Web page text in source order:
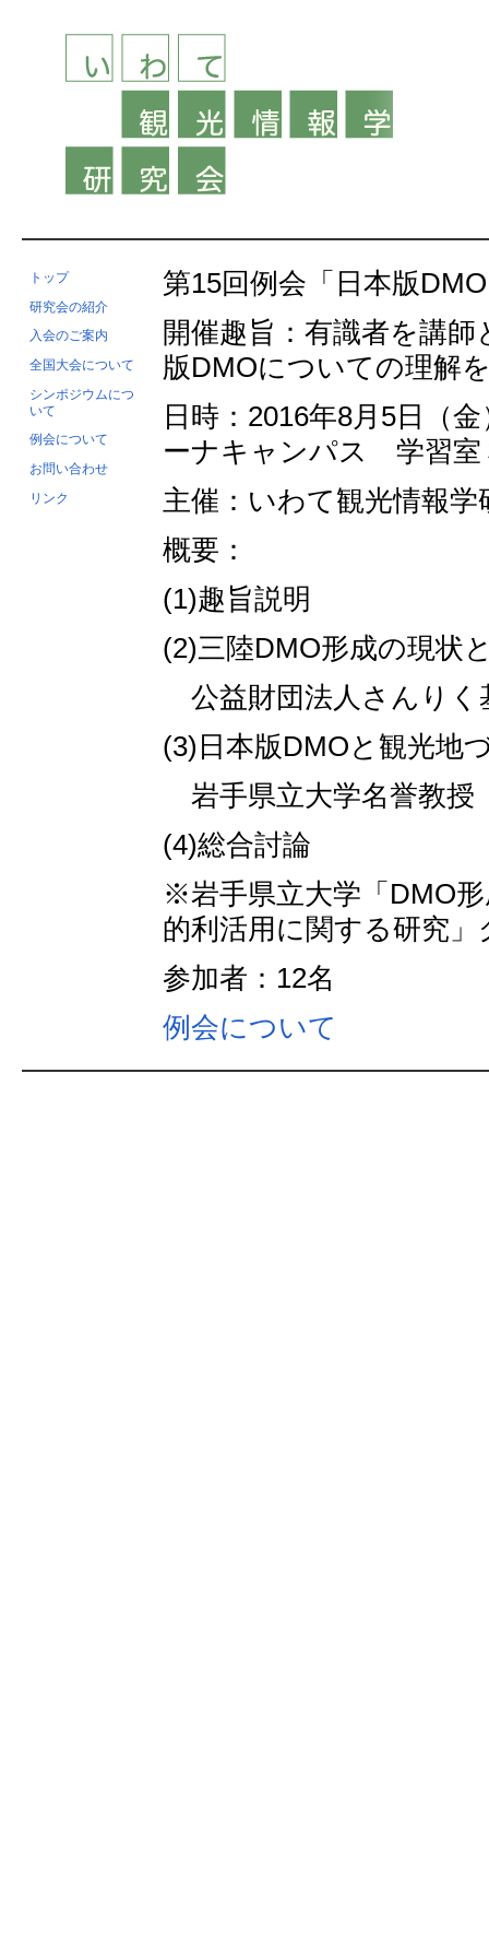
トップ
研究会の紹介
入会のご案内
全国大会について
シンポジウムにつ
いて
例会について
お問い合わせ
リンク
第15回例会「日本版
開催趣旨：有識者を講
版DMOについての理解
日時：2016年8月5日（
ーナキャンパス 学習室
主催：いわて観光情報学
概要：
(1)趣旨説明
(2)三陸DMO形成の現
公益財団法人さんり
(3)日本版DMOと観光地
岩手県立大学名誉教
(4)総合討論
※岩手県立大学「DMO
的利活用に関する研究
参加者：12名
例会について